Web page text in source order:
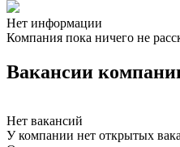
Нет информации
Компания пока ничего не
Вакансии
Нет вакансий
У компании нет открытых